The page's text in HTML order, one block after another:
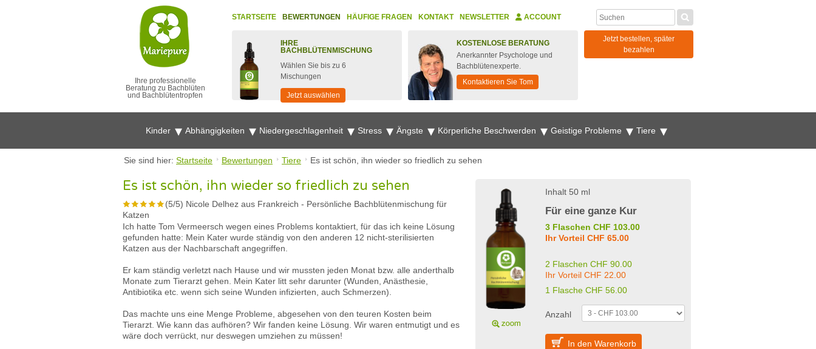
Ihre professionelle
Beratung zu Bachblüten
und Bachblütentropfen
STARTSEITE BEWERTUNGEN HÄUFIGE FRAGEN KONTAKT NEWSLETTER ACCOUNT
IHRE
BACHBLÜTENMISCHUNG
Wählen Sie bis zu 6
Mischungen
Jetzt auswählen
KOSTENLOSE BERATUNG
Anerkannter Psychologe und
Bachblütenexperte.
Kontaktieren Sie Tom
Jetzt bestellen, später
bezahlen
Kinder Abhängigkeiten Niedergeschlagenheit Stress Ängste Körperliche Beschwerden Geistige Probleme Tiere
Sie sind hier: Startseite Bewertungen Tiere Es ist schön, ihn wieder so friedlich zu sehen
Es ist schön, ihn wieder so friedlich zu sehen
(5/5) Nicole Delhez aus Frankreich - Persönliche Bachblütenmischung für
Katzen
Ich hatte Tom Vermeersch wegen eines Problems kontaktiert, für das ich keine Lösung
gefunden hatte: Mein Kater wurde ständig von den anderen 12 nicht-sterilisierten
Katzen aus der Nachbarschaft angegriffen.
Er kam ständig verletzt nach Hause und wir mussten jeden Monat bzw. alle anderthalb
Monate zum Tierarzt gehen. Mein Kater litt sehr darunter (Wunden, Anästhesie,
Antibiotika etc. wenn sich seine Wunden infizierten, auch Schmerzen).
Das machte uns eine Menge Probleme, abgesehen von den teuren Kosten beim
Tierarzt. Wie kann das aufhören? Wir fanden keine Lösung. Wir waren entmutigt und es
wäre doch verrückt, nur deswegen umziehen zu müssen!
Inhalt 50 ml
Für eine ganze Kur
3 Flaschen CHF 103.00
Ihr Vorteil CHF 65.00
2 Flaschen CHF 90.00
Ihr Vorteil CHF 22.00
1 Flasche CHF 56.00
Anzahl
In den Warenkorb